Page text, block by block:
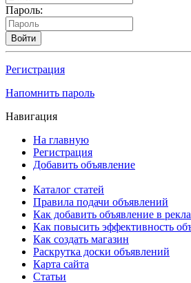
Пароль:
Войти
Регистрация
Напомнить пароль
Навигация
На главную
Регистрация
Добавить объявление
Каталог статей
Правила подачи объявлений
Как добавить объявление в
Как повысить эффективность
Как создать магазин
Раскрутка доски объявлений
Карта сайта
Статьи